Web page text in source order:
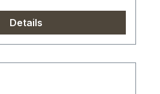
Details